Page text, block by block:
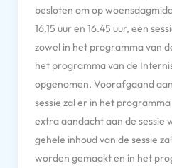
besloten om op
16.15 uur en 16.45 uur, een
zowel in het programma van
het programma van de
opgenomen. Voorafgaand
sessie zal er in het
extra aandacht aan de sessie
gehele inhoud van de sessie
worden gemaakt en in het